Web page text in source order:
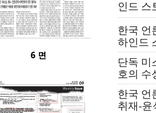
6 면
인드 스
는 정청
한국 언
하인드
붙인 여
전쟁
단독 미
호의 수
고 설치
한국 언
취재-윤